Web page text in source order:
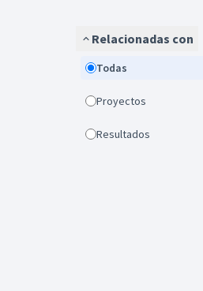
Relacionadas con
Todas
Proyectos
Resultados